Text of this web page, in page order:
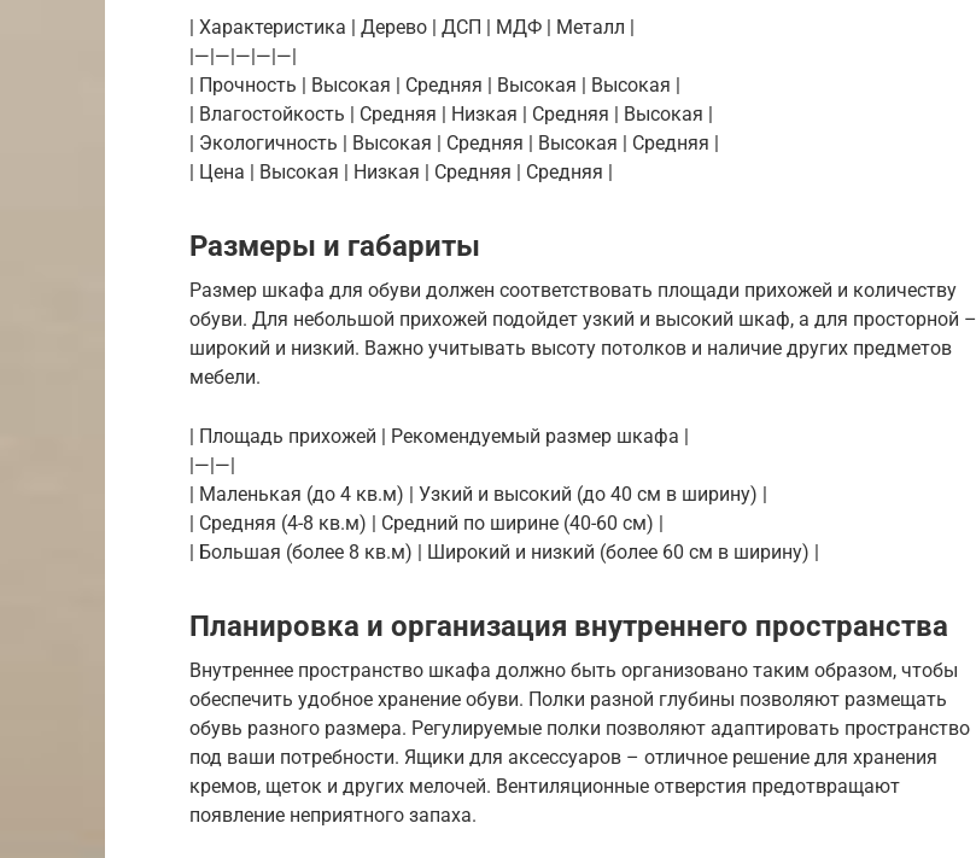
| Характеристика | Дерево | ДСП | МДФ | Металл |
|—|—|—|—|—|
| Прочность | Высокая | Средняя | Высокая | Высокая |
| Влагостойкость | Средняя | Низкая | Средняя | Высокая |
| Экологичность | Высокая | Средняя | Высокая | Средняя |
| Цена | Высокая | Низкая | Средняя | Средняя |
Размеры и габариты
Размер шкафа для обуви должен соответствовать площади прихожей и количеству
обуви. Для небольшой прихожей подойдет узкий и высокий шкаф, а для просторной –
широкий и низкий. Важно учитывать высоту потолков и наличие других предметов
мебели.
| Площадь прихожей | Рекомендуемый размер шкафа |
|—|—|
| Маленькая (до 4 кв.м) | Узкий и высокий (до 40 см в ширину) |
| Средняя (4-8 кв.м) | Средний по ширине (40-60 см) |
| Большая (более 8 кв.м) | Широкий и низкий (более 60 см в ширину) |
Планировка и организация внутреннего пространства
Внутреннее пространство шкафа должно быть организовано таким образом, чтобы
обеспечить удобное хранение обуви. Полки разной глубины позволяют размещать
обувь разного размера. Регулируемые полки позволяют адаптировать пространство
под ваши потребности. Ящики для аксессуаров – отличное решение для хранения
кремов, щеток и других мелочей. Вентиляционные отверстия предотвращают
появление неприятного запаха.